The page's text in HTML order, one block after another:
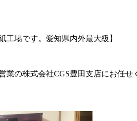
工場です。愛知県内外最大級】
業の株式会社CGS豊田支店にお任せ